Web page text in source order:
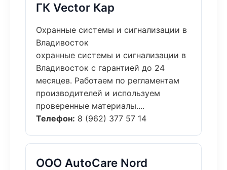
ГК Vector Кар
Охранные системы и сигнализации в
Владивосток
охранные системы и сигнализации в
Владивосток с гарантией до 24
месяцев. Работаем по регламентам
производителей и используем
проверенные материалы....
Телефон: 8 (962) 377 57 14
ООО AutoCare Nord